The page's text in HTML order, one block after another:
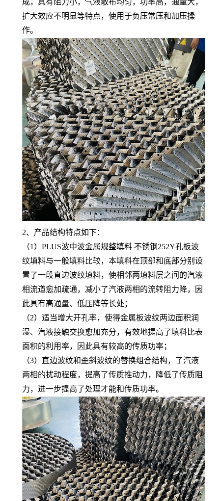
成，具有阻力小，气液散布均匀，功率高，通量大，
扩大效应不明显等特点，使用于负压常压和加压操
作。
2、产品结构特点如下：
（1）PLUS波中波金属规整填料 不锈钢252Y孔板波
纹填料与一般填料比较，本填料在顶部和底部分别设
置了一段直边波纹填料，使相邻两填料层之间的汽液
相流道愈加疏通，减小了汽液两相的流转阻力降，因
此具有高通量、低压降等长处；
（2）适当增大开孔率，使得金属板波纹两边面积润
湿、汽液接触交换愈加充分，有效地提高了填料比表
面积的利用率，因此具有较高的传质功率；
（3）直边波纹和歪斜波纹的替换组合结构，了汽液
两相的扰动程度，提高了传质推动力，降低了传质阻
力，进一步提高了处理才能和传质功率。